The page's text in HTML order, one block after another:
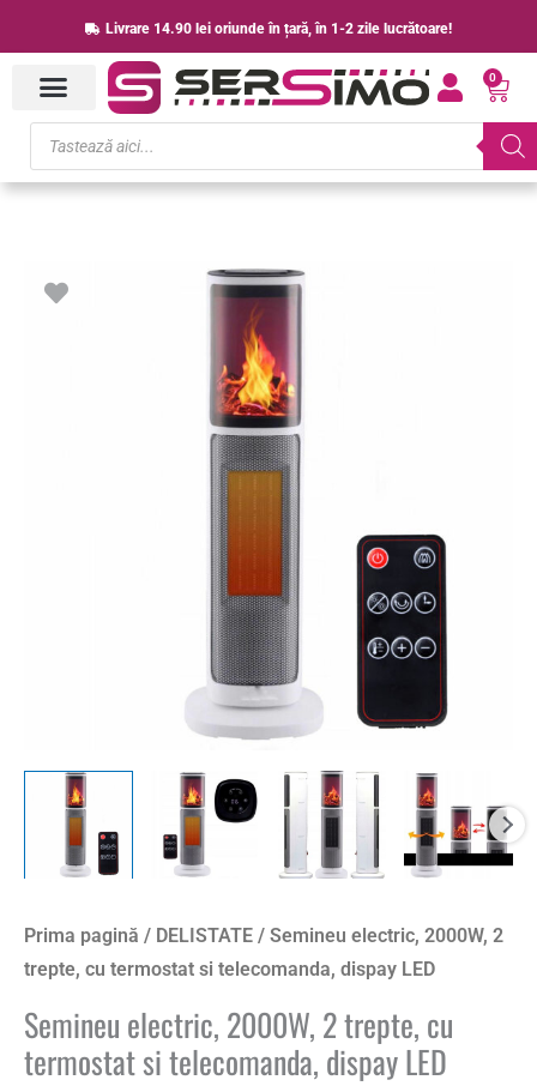
to
content
Livrare 14.90 lei oriunde în țară, în 1-2 zile lucrătoare!
0
Cart
Products
search
Prima pagină / DELISTATE / Semineu electric, 2000W, 2
trepte, cu termostat si telecomanda, dispay LED
Semineu electric, 2000W, 2 trepte, cu
termostat si telecomanda, dispay LED